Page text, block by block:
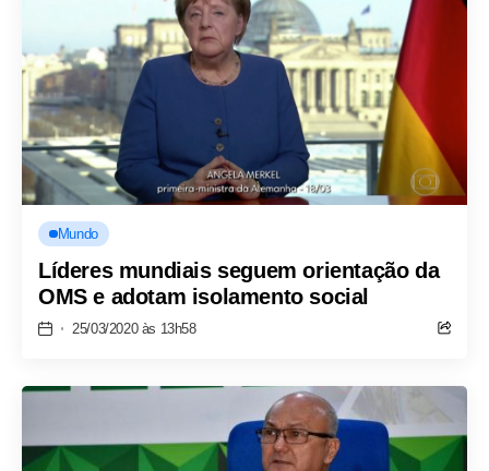
Mundo
Líderes mundiais seguem orientação da
OMS e adotam isolamento social
25/03/2020 às 13h58